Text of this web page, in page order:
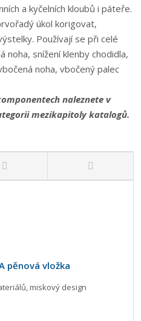
a kyčelních kloubů i páteře.
úkol korigovat,
Používají se při celé
noha, snížení klenby chodidla,
noha, vbočený palec
naleznete v
mezikapitoly katalogů.
pěnová vložka
miskový design